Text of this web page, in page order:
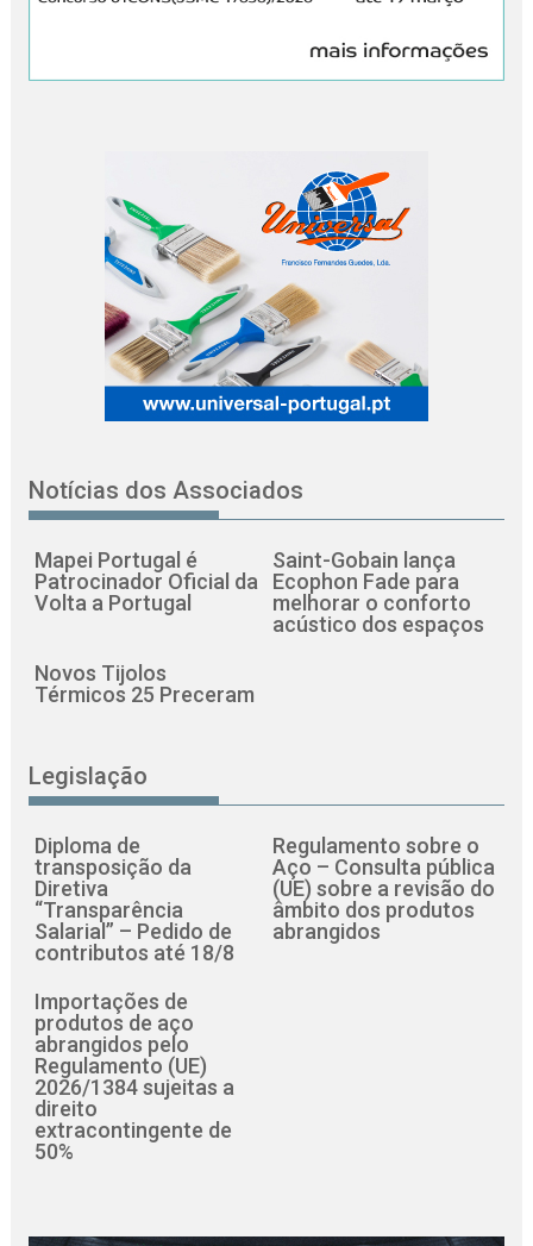
Notícias dos Associados
Mapei Portugal é
Patrocinador Oficial da
Volta a Portugal
Saint-Gobain lança
Ecophon Fade para
melhorar o conforto
acústico dos espaços
Novos Tijolos
Térmicos 25 Preceram
Legislação
Diploma de
transposição da
Diretiva
“Transparência
Salarial” – Pedido de
contributos até 18/8
Regulamento sobre o
Aço – Consulta pública
(UE) sobre a revisão do
âmbito dos produtos
abrangidos
Importações de
produtos de aço
abrangidos pelo
Regulamento (UE)
2026/1384 sujeitas a
direito
extracontingente de
50%